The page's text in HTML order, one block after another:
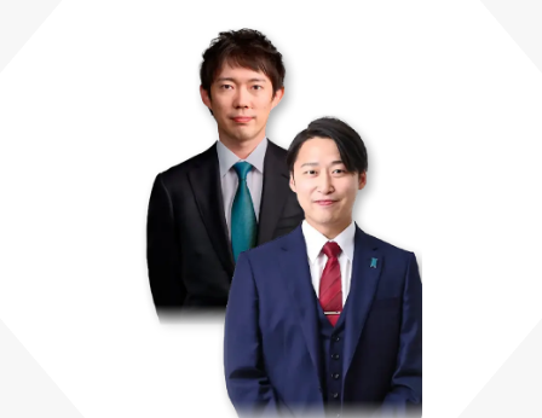
定額制営業代行『カリトルくん』
定額制採用代行・RPO『トルトルくん』
営業改善特化の動画制作『動画でカリトルくん』
定額LINE運用代行『LINEマキトルくん』
格安でAI導入支援『あいのりAI』
拡散付1日密着動画制作『まるごと社長』
1本無料で記事を制作『SEOトライアル』
定額制LP制作・改善『最強LP』
採用YouTubeチャンネル構築『トリトル』
YouTubeディレクター
会社概要・役員紹介
ミッション・ビジョン・バリュー
代表メッセージ（岩野圭佑）